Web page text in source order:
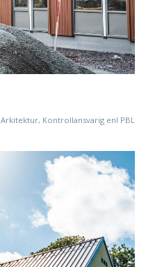
Arkitektur, Kontrollansvarig enl PBL